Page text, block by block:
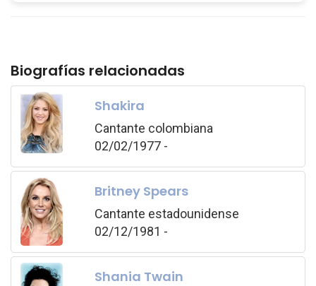
Biografías relacionadas
Shakira
Cantante colombiana
02/02/1977 -
Britney Spears
Cantante estadounidense
02/12/1981 -
Shania Twain